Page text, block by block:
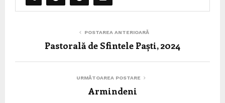
POSTAREA ANTERIOARĂ
Pastorală de Sfintele Paști, 2024
URMĂTOAREA POSTARE
Armindeni